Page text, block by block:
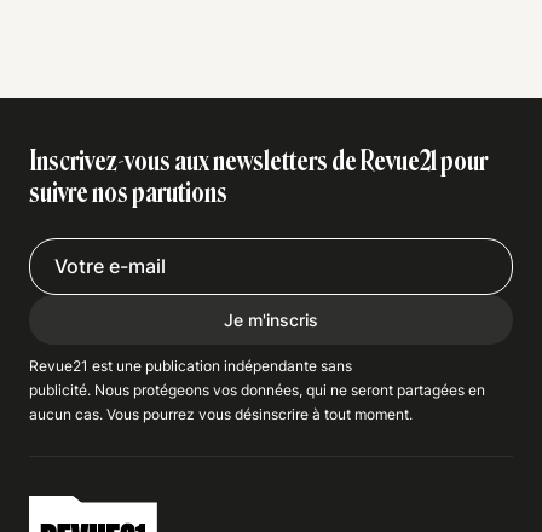
Inscrivez-vous aux newsletters de Revue21 pour
suivre nos parutions
Je m'inscris
Revue21 est une publication indépendante sans
publicité. Nous protégeons vos données, qui ne seront partagées en
aucun cas. Vous pourrez vous désinscrire à tout moment.